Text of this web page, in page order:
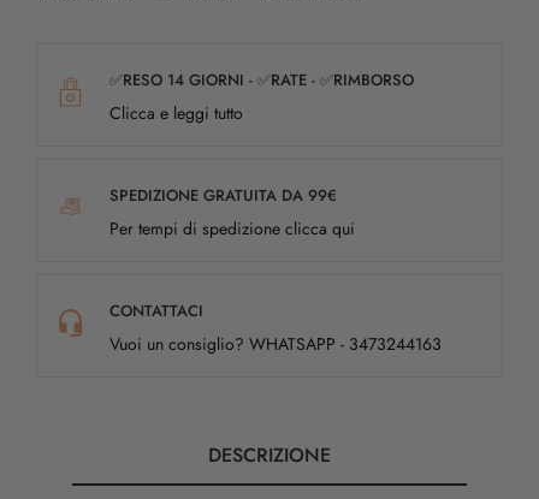
✅RESO 14 GIORNI - ✅RATE - ✅RIMBORSO
Clicca e leggi tutto
SPEDIZIONE GRATUITA DA 99€
Per tempi di spedizione clicca qui
CONTATTACI
Vuoi un consiglio? WHATSAPP - 3473244163
DESCRIZIONE